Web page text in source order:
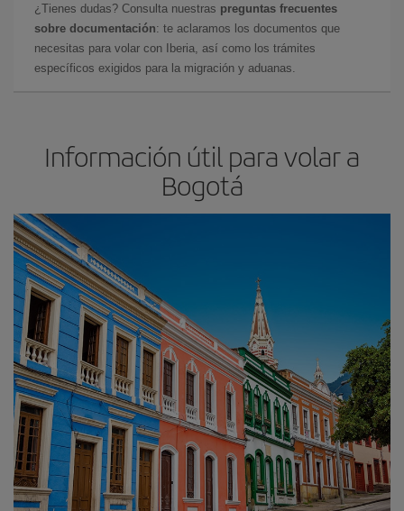
¿Tienes dudas? Consulta nuestras preguntas frecuentes
sobre documentación: te aclaramos los documentos que
necesitas para volar con Iberia, así como los trámites
específicos exigidos para la migración y aduanas.
Información útil para volar a
Bogotá